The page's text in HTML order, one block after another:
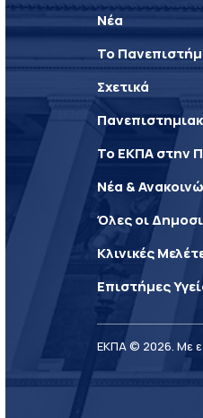
Νέα
Το
Σχετικά
Το ΕΚΠΑ στην
Νέα &
Όλες οι
Κλινικές
Επιστήμες
ΕΚΠΑ © 2026. Με